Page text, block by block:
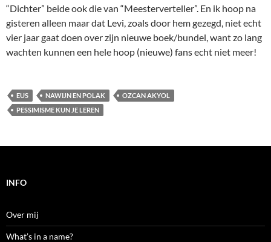
“Dichter” beide ook die van “Meesterverteller”. En ik hoop na
gisteren alleen maar dat Levi, zoals door hem gezegd, niet echt
vier jaar gaat doen over zijn nieuwe boek/bundel, want zo lang
wachten kunnen een hele hoop (nieuwe) fans echt niet meer!
EUS NAWIJN EN POLAK
OZCAN AKYOL
PESSIMISME KUN JE LEREN
INFO
Over mij
What’s in a name?